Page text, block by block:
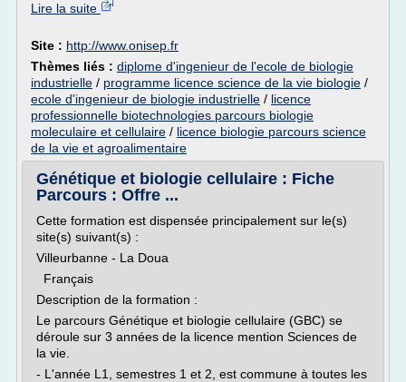
Lire la suite
Site : http://www.onisep.fr
Thèmes liés : diplome d'ingenieur de l'ecole de biologie
industrielle / programme licence science de la vie biologie /
ecole d'ingenieur de biologie industrielle / licence
professionnelle biotechnologies parcours biologie
moleculaire et cellulaire / licence biologie parcours science
de la vie et agroalimentaire
Génétique et biologie cellulaire : Fiche
Parcours : Offre ...
Cette formation est dispensée principalement sur le(s)
site(s) suivant(s) :
Villeurbanne - La Doua
Français
Description de la formation :
Le parcours Génétique et biologie cellulaire (GBC) se
déroule sur 3 années de la licence mention Sciences de
la vie.
- L'année L1, semestres 1 et 2, est commune à toutes les